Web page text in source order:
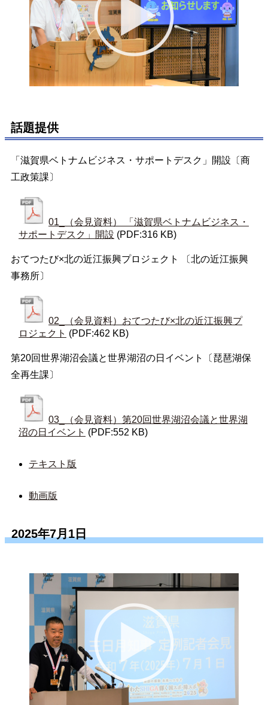
話題提供
「滋賀県ベトナムビジネス・サポートデスク」開設〔商
工政策課〕
01_（会見資料） 「滋賀県ベトナムビジネス・
サポートデスク」開設 (PDF:316 KB)
おてつたび×北の近江振興プロジェクト 〔北の近江振興
事務所〕
02_（会見資料）おてつたび×北の近江振興プ
ロジェクト (PDF:462 KB)
第20回世界湖沼会議と世界湖沼の日イベント〔琵琶湖保
全再生課〕
03_（会見資料）第20回世界湖沼会議と世界湖
沼の日イベント (PDF:552 KB)
テキスト版
動画版
2025年7月1日